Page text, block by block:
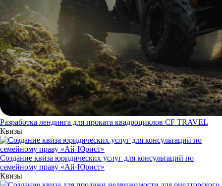
Разработка лендинга для проката квадроциклов CF TRAVEL
Квизы
Создание квиза юридических услуг для консультаций по
семейному праву «Ай-Юрист»
Квизы